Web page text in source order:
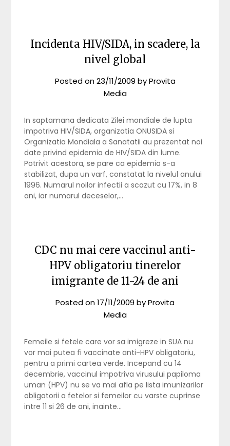
Incidenta HIV/SIDA, in scadere, la
nivel global
Posted on23/11/2009 byProvita
Media
In saptamana dedicata Zilei mondiale de lupta
impotriva HIV/SIDA, organizatia ONUSIDA si
Organizatia Mondiala a Sanatatii au prezentat noi
date privind epidemia de HIV/SIDA din lume.
Potrivit acestora, se pare ca epidemia s-a
stabilizat, dupa un varf, constatat la nivelul anului
1996. Numarul noilor infectii a scazut cu 17%, in 8
ani, iar numarul deceselor,…
CDC nu mai cere vaccinul anti-
HPV obligatoriu tinerelor
imigrante de 11-24 de ani
Posted on17/11/2009 byProvita
Media
Femeile si fetele care vor sa imigreze in SUA nu
vor mai putea fi vaccinate anti-HPV obligatoriu,
pentru a primi cartea verde. Incepand cu 14
decembrie, vaccinul impotriva virusului papiloma
uman (HPV) nu se va mai afla pe lista imunizarilor
obligatorii a fetelor si femeilor cu varste cuprinse
intre 11 si 26 de ani, inainte…